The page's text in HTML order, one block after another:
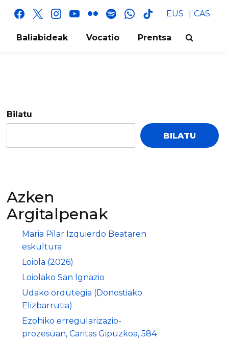
facebook
x instagram
youtube
flickr spotifywhatsapp
tik
EUS CAS
Baliabideak Vocatio Prentsa
Bilatu
BILATU
Azken
Argitalpenak
Maria Pilar Izquierdo Beataren
eskultura
Loiola (2026)
Loiolako San Ignazio
Udako ordutegia (Donostiako
Elizbarrutia)
Ezohiko erregularizazio-
prozesuan, Caritas Gipuzkoa, 584